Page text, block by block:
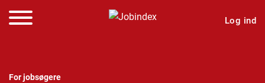
Log ind
For jobsøgere